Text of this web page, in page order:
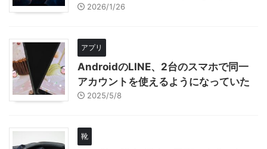
2026/1/26
アプリ
AndroidのLINE、2台のスマホで同一
アカウントを使えるようになっていた
2025/5/8
靴